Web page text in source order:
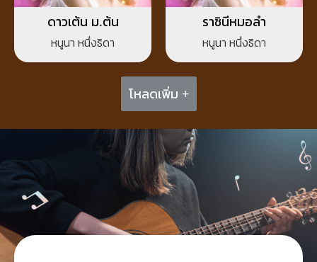
ดาวเต้น ม.ต้น
หนูนา หนึ่งธิดา
ราชินีหมอลำ
หนูนา หนึ่งธิดา
โหลดเพิ่ม +